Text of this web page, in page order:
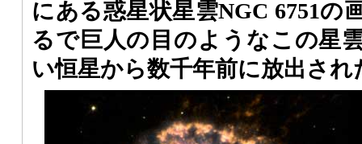
にある惑星状星雲NGC 6751の
るで巨人の目のようなこの星
い恒星から数千年前に放出され